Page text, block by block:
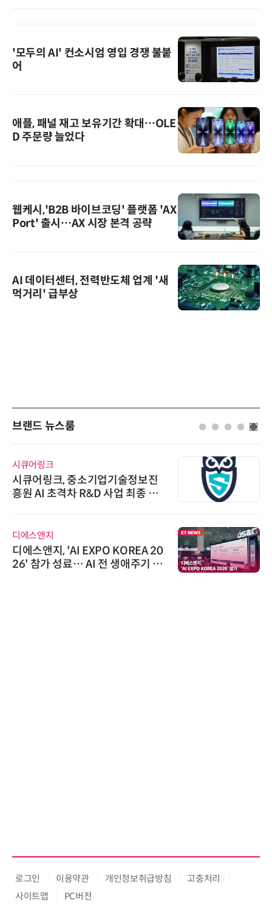
'모두의 AI' 컨소시엄 영입 경쟁 불붙
어
애플, 패널 재고 보유기간 확대…OLE
D 주문량 늘었다
웹케시,'B2B 바이브코딩' 플랫폼 'AX
Port' 출시…AX 시장 본격 공략
AI 데이터센터, 전력반도체 업계 '새
먹거리' 급부상
브랜드 뉴스룸
'자동화 산업의 새로운 가능성'…
인아그룹 전국 7개 도시 세미나 페
다래전략사업화센터, 'BIO USA 2
026'서 글로벌 빅파마와의 비즈니
스 미팅 지원…K-바이오 해외 진출
로그인 이용약관 개인정보취급방침
고충처리
사이트맵
PC버전